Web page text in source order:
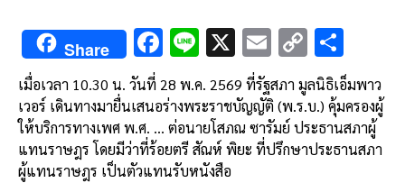
Share F
ac
e
b
o
Li
n
e
X E
m
ai
l
C
o
py
Li
n
h
ar
e
เมื่อเวลา 10.30 น. วันที่ 28 พ.ค. 2569 ที่รัฐสภา มูลนิธิเอ็มพาว
เวอร์ เดินทางมายื่นเสนอร่างพระราชบัญญัติ (พ.ร.บ.) คุ้มครองผู้
ให้บริการทางเพศ พ.ศ. … ต่อนายโสภณ ซารัมย์ ประธานสภาผู้
แทนราษฎร โดยมีว่าที่ร้อยตรี สัณห์ พิยะ ที่ปรึกษาประธานสภา
ผู้แทนราษฎร เป็นตัวแทนรับหนังสือ